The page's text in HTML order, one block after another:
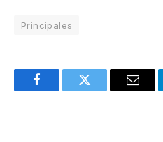
Principales
FacebookTwitter Email